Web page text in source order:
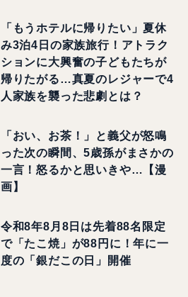
「もうホテルに帰りたい」夏休
み3泊4日の家族旅行！アトラク
ションに大興奮の子どもたちが
帰りたがる…真夏のレジャーで4
人家族を襲った悲劇とは？
「おい、お茶！」と義父が怒鳴
った次の瞬間、5歳孫がまさかの
一言！怒るかと思いきや…【漫
画】
令和8年8月8日は先着88名限定
で「たこ焼」が88円に！年に一
度の「銀だこの日」開催